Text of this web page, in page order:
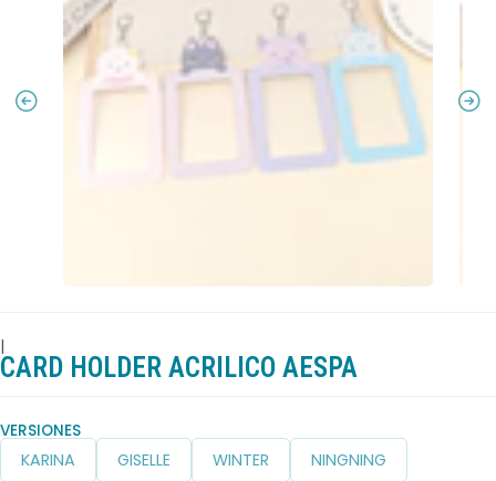
|
CARD HOLDER ACRILICO AESPA
VERSIONES
KARINA GISELLE WINTER NINGNING